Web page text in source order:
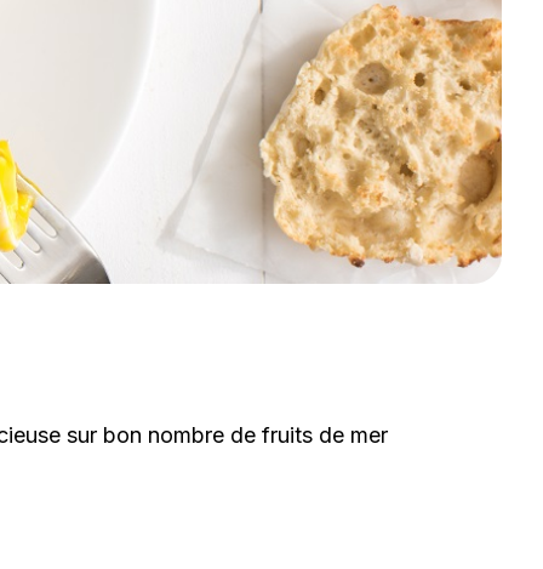
sur bon nombre de fruits de mer